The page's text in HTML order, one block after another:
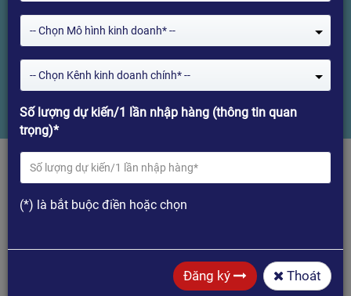
HOME TS705 - dài 5m, lõi 7.0, cao
cấp
Dây Quang/Toslink HIMEDIA HOME TS705 - dài 5m, lõi 7.0, cao cấp
-- Chọn Mô hình kinh doanh* --
-- Chọn Kênh kinh doanh chính* --
Số lượng dự kiến/1 lần nhập hàng (thông tin quan
trọng)*
(*) là bắt buộc điền hoặc chọn
Đăng ký Thoát